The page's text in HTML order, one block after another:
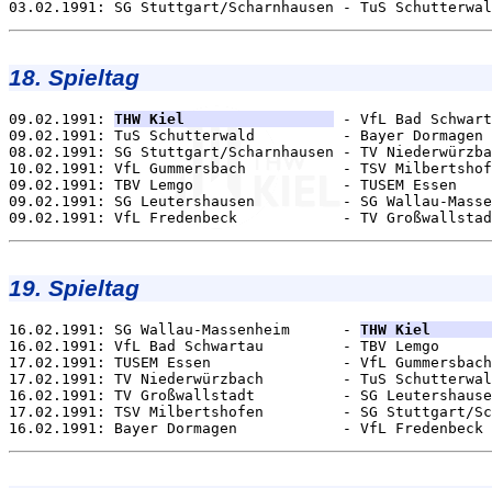
18. Spieltag
09.02.1991: THW Kiel
- VfL Bad
09.02.1991: TuS Schutterwald          - Bayer
08.02.1991: SG Stuttgart/Scharnhausen - TV
10.02.1991: VfL Gummersbach           - TSV
09.02.1991: TBV Lemgo                 - TUSEM
09.02.1991: SG Leutershausen          - SG
19. Spieltag
16.02.1991: SG Wallau-Massenheim      - THW
16.02.1991: VfL Bad Schwartau         - TBV
17.02.1991: TUSEM Essen               - VfL
17.02.1991: TV Niederwürzbach         - TuS
16.02.1991: TV Großwallstadt          - SG
17.02.1991: TSV Milbertshofen         - SG